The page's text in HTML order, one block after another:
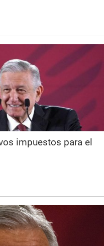
impuestos para el